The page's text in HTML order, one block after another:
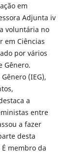
em
Adjunta iv
voluntária no
em Ciências
por vários
Gênero.
(IEG),
a
entre
a fazer
desta
membro da